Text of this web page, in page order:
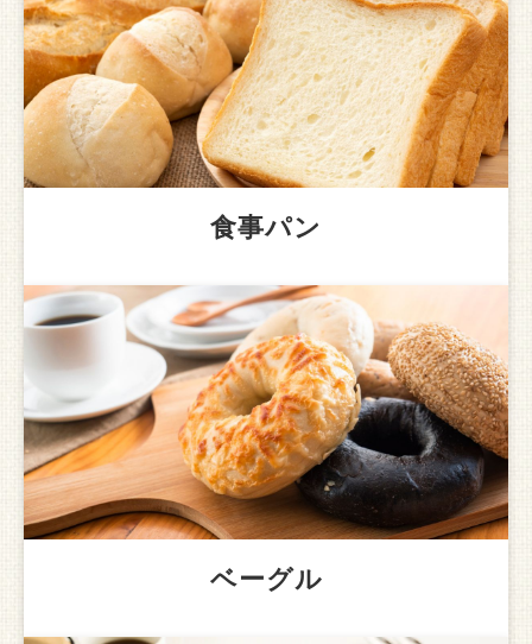
食事パン
ベーグル